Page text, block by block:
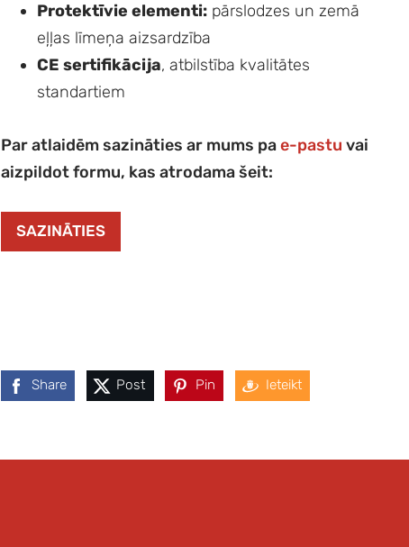
Protektīvie elementi: pārslodzes un zemā
eļļas līmeņa aizsardzība
CE sertifikācija, atbilstība kvalitātes
standartiem
Par atlaidēm sazināties ar mums pae-pastu vai
aizpildot formu, kas atrodama šeit:
SAZINĀTIES
Share Post Pin Ieteikt